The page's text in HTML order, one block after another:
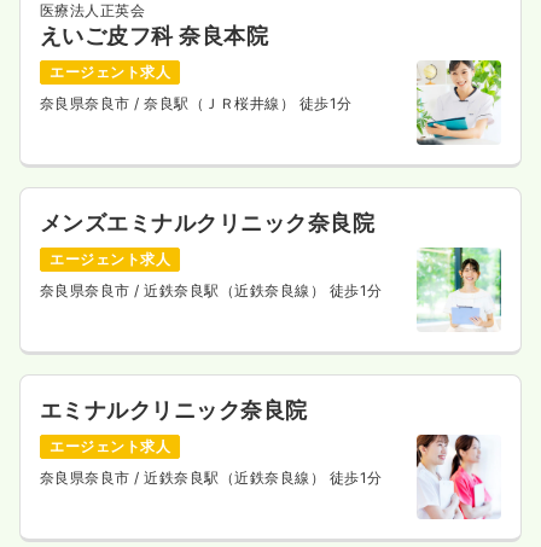
医療法人正英会
えいご皮フ科 奈良本院
エージェント求人
奈良県奈良市/ 奈良駅（ＪＲ桜井線） 徒歩1分
メンズエミナルクリニック奈良院
エージェント求人
奈良県奈良市/ 近鉄奈良駅（近鉄奈良線） 徒歩1分
エミナルクリニック奈良院
エージェント求人
奈良県奈良市/ 近鉄奈良駅（近鉄奈良線） 徒歩1分